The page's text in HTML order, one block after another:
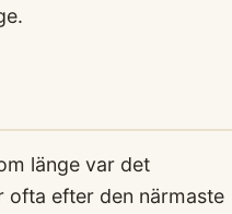
länge var det
ofta efter den närmaste